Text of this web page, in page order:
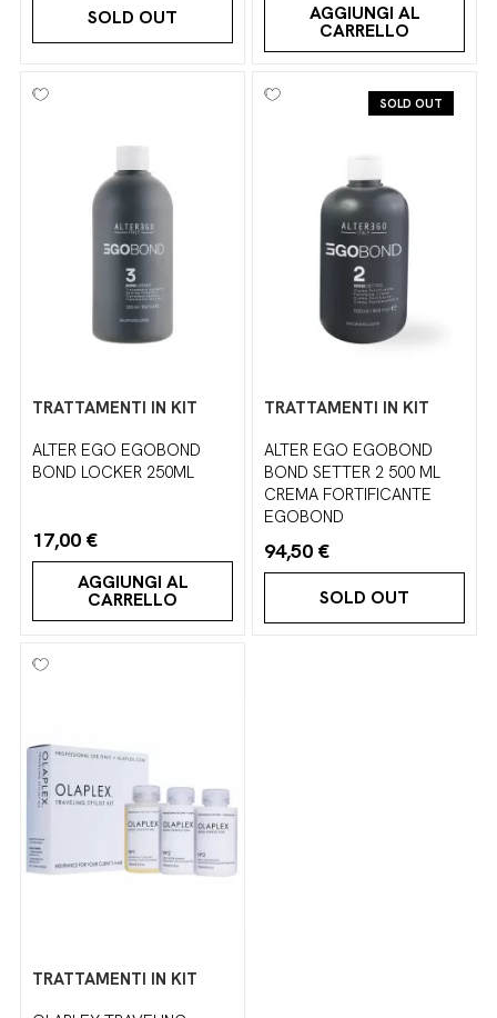
SOLD OUT AGGIUNGI AL
CARRELLO
TRATTAMENTI IN KIT
ALTER EGO EGOBOND
BOND LOCKER 250ML
17,00 €
AGGIUNGI AL
CARRELLO
SOLD OUT
TRATTAMENTI IN KIT
ALTER EGO EGOBOND
BOND SETTER 2 500 ML
CREMA FORTIFICANTE
EGOBOND
94,50 €
SOLD OUT
TRATTAMENTI IN KIT